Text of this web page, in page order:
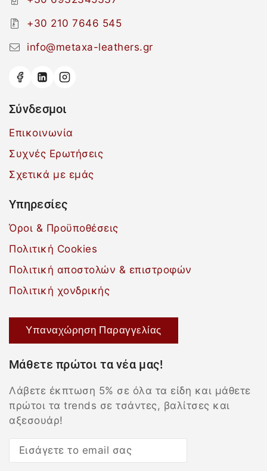
+30 210 7646 545
info@metaxa-leathers.gr
Σύνδεσμοι
Επικοινωνία
Συχνές Ερωτήσεις
Σχετικά με εμάς
Υπηρεσίες
Όροι & Προϋποθέσεις
Πολιτική Cookies
Πολιτική αποστολών & επιστροφών
Πολιτική χονδρικής
Υπαναχώρηση Παραγγελίας
Μάθετε πρώτοι τα νέα μας!
Λάβετε έκπτωση 5% σε όλα τα είδη και μάθετε
πρώτοι τα trends σε τσάντες, βαλίτσες και
αξεσουάρ!